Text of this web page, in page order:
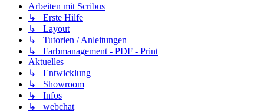
Arbeiten mit Scribus
↳ Erste Hilfe
↳ Layout
↳ Tutorien / Anleitungen
↳ Farbmanagement - PDF - Print
Aktuelles
↳ Entwicklung
↳ Showroom
↳ Infos
↳ webchat